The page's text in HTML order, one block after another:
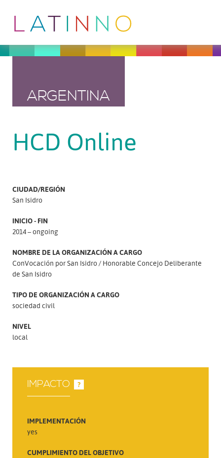
ARGENTINA
HCD Online
CIUDAD/REGIÓN
San Isidro
INICIO - FIN
2014 – ongoing
NOMBRE DE LA ORGANIZACIÓN A CARGO
ConVocación por San Isidro
Honorable Concejo Deliberante
de San Isidro
TIPO DE ORGANIZACIÓN A CARGO
sociedad civil
NIVEL
local
IMPACTO ?
IMPLEMENTACIÓN
yes
CUMPLIMIENTO DEL OBJETIVO